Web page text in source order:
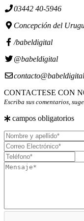
03442 40-5946
Concepción del
/babeldigital
@babeldigital
CONTACTESE CON
Escriba sus comentarios,
campos obligatorios
Nombre
y
apellido
Correo
Electrónico
Teléfono
Mensaje